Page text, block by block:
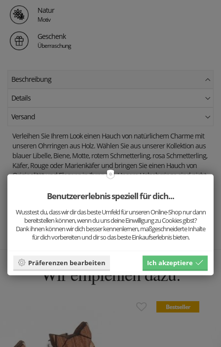
Natur
Motiv
Geschenk
Überraschung
Beschreibung
Details
Versand
Verleihen Sie Ihrem Look einen Hauch von natürlichem Charme mit
unseren Ohrringen aus Holz. Wählen Sie aus unserer Kollektion aus
blauer Libelle, Biene, Motte, rotem Schmetterling, rosa Schmetterling,
Käfer, Rouge oder Marienkäfer und bringen Sie einen Hauch von
Originalität und Eleganz in Ihren Stil. Unsere Holzohrringe sind nicht
jeden Anlass. Lassen Sie die Zartheit und Schönheit der Naturmotive
Wir arbeiten mit natürlichen Materialien. Daher ist jedes Accessoire
ein Unikat und das Produktfoto lediglich illustrativ.
Wir empfehlen dazu:
Benutzererlebnis speziell für dich...
Wusstest du, dass wir dir das beste Umfeld für unseren Online-Shop nur dann
bereitstellen können, wenn du uns deine Einwilligung zu Cookies gibst?
Dank ihnen können wir dich besser kennenlernen, maßgeschneiderte Inhalte
für dich vorbereiten und dir so das beste Einkaufserlebnis bieten.
Präferenzen bearbeiten Ich akzeptiere